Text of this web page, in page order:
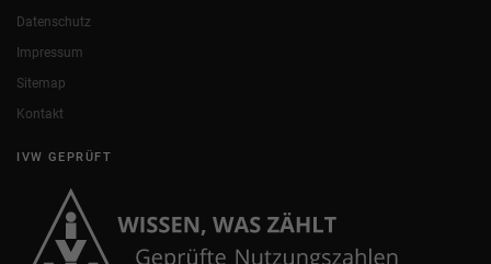
Datenschutz
Impressum
Sitemap
Kontakt
IVW GEPRÜFT